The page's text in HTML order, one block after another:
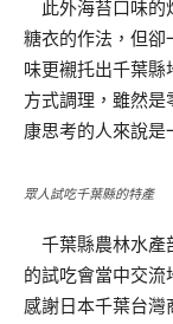
此外海苔口味的
糖衣的作法，但卻
味更襯托出千葉
方式調理，雖然
康思考的人來說是
眾人試吃千葉縣的特產
千葉縣農林水產
的試吃會當中交
感謝日本千葉台